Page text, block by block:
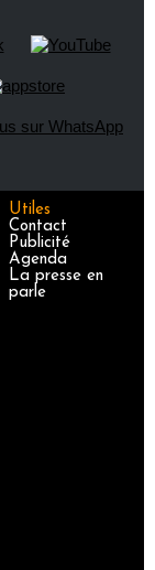
Utiles
Contact
Publicité
Agenda
La presse en
parle